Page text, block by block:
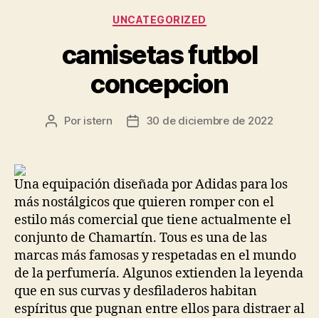
Categorías
UNCATEGORIZED
camisetas futbol
concepcion
Autor
Por istern
Fecha30 de diciembre de 2022
Una equipación diseñada por Adidas para los
más nostálgicos que quieren romper con el
estilo más comercial que tiene actualmente el
conjunto de Chamartín. Tous es una de las
marcas más famosas y respetadas en el mundo
de la perfumería. Algunos extienden la leyenda
que en sus curvas y desfiladeros habitan
espíritus que pugnan entre ellos para distraer al